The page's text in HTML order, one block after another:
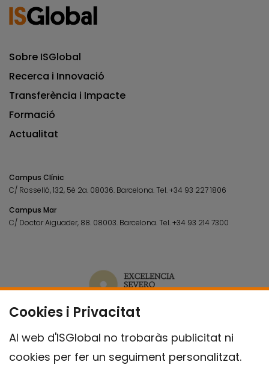
Cookies i Privacitat
Al web d'ISGlobal no trobaràs publicitat ni
cookies per fer un seguiment personalitzat.
Sobre ISGlobal
Recerca i Innovació
Transferència i Impacte
Formació
Actualitat
Campus Clínic
C/ Rosselló, 132, 5è 2a. 08036. Barcelona.Tel.+34 93 227 1806
Campus Mar
C/ Doctor Aiguader, 88. 08003. Barcelona.Tel.+34 93 214 7300